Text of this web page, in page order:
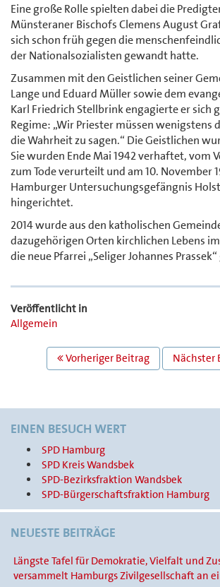
Eine große Rolle spielten dabei die
Münsteraner Bischofs Clemens August
sich schon früh gegen die
der Nationalsozialisten gewandt hatte.
Zusammen mit den Geistlichen seiner
Lange und Eduard Müller sowie dem
Karl Friedrich Stellbrink engagierte er sich
Regime: „Wir Priester müssen wenigstens
die Wahrheit zu sagen.“ Die Geistlichen
Sie wurden Ende Mai 1942 verhaftet, vom
zum Tode verurteilt und am 10. November
Hamburger Untersuchungsgefängnis
hingerichtet.
2014 wurde aus den katholischen
dazugehörigen Orten kirchlichen Lebens
die neue Pfarrei „Seliger Johannes
Veröffentlicht in
Allgemein
BEITRAGS
NAVIGATION
Vorheriger Beitrag Nächster
EINEN BESUCH WERT
SPD Hamburg
SPD Kreis Wandsbek
SPD-Bezirksfraktion Wandsbek
SPD-Bürgerschaftsfraktion Hamburg
NEUESTE BEITRÄGE
Längste Tafel für Demokratie, Vielfalt und
versammelt Hamburgs Zivilgesellschaft an